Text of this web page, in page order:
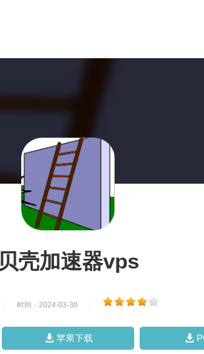
贝壳加速器vps
时间：2024-03-30
苹果下载